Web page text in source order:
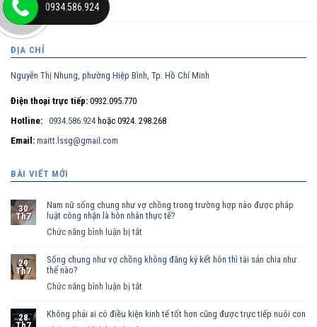
ĐỊA CHỈ
Nguyễn Thị Nhung, phường Hiệp Bình, Tp. Hồ Chí Minh
Điện thoại trực tiếp: 0932.095.770
Hotline: 0934.586.924 hoặc 0924. 298.268
Email: maitt.lssg@gmail.com
BÀI VIẾT MỚI
30
Th7
Nam nữ sống chung như vợ chồng trong trường hợp nào được pháp
luật công nhận là hôn nhân thực tế?
Chức năng bình luận bị tắt
nữ
vợ
29
Th7
Sống chung như vợ chồng không đăng ký kết hôn thì tài sản chia như
thế nào?
Chức năng bình luận bị tắt
chung
28
Không phải ai có điều kiện kinh tế tốt hơn cũng được trực tiếp nuôi con
0934.586.924